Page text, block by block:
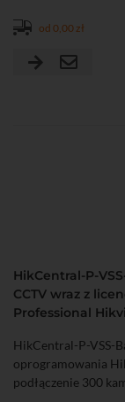
od 0,00 zł
HikCentral-P-
CCTV wraz z
Professional
HikCentral-P-VSS-
oprogramowania
podłączenie 300